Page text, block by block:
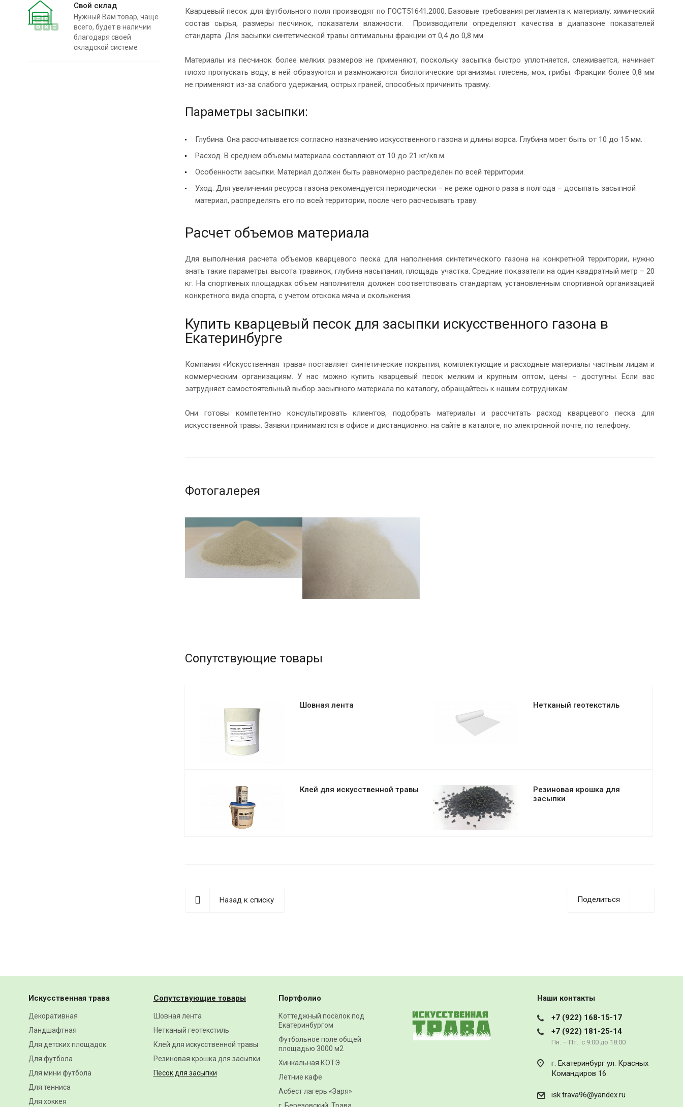
Кварцевый песок для футбольного поля производят по ГОСТ51641.2000. Базовые требования регламента к материалу: химический
состав сырья, размеры песчинок, показатели влажности. Производители определяют качества в диапазоне показателей
стандарта. Для засыпки синтетической травы оптимальны фракции от 0,4 до 0,8 мм.
Материалы из песчинок более мелких размеров не применяют, поскольку засыпка быстро уплотняется, слеживается, начинает
плохо пропускать воду, в ней образуются и размножаются биологические организмы: плесень, мох, грибы. Фракции более 0,8 мм
не применяют из-за слабого удержания, острых граней, способных причинить травму.
Параметры засыпки:
Глубина. Она рассчитывается согласно назначению искусственного газона и длины ворса. Глубина моет быть от 10 до 15 мм.
Расход. В среднем объемы материала составляют от 10 до 21 кг/кв.м.
Особенности засыпки. Материал должен быть равномерно распределен по всей территории.
Уход. Для увеличения ресурса газона рекомендуется периодически – не реже одного раза в полгода – досыпать засыпной
материал, распределять его по всей территории, после чего расчесывать траву.
Расчет объемов материала
Для выполнения расчета объемов кварцевого песка для наполнения синтетического газона на конкретной территории, нужно
знать такие параметры: высота травинок, глубина насыпания, площадь участка. Средние показатели на один квадратный метр – 20
кг. На спортивных площадках объем наполнителя должен соответствовать стандартам, установленным спортивной организацией
конкретного вида спорта, с учетом отскока мяча и скольжения.
Купить кварцевый песок для засыпки искусственного газона в
Екатеринбурге
Компания «Искусственная трава» поставляет синтетические покрытия, комплектующие и расходные материалы частным лицам и
коммерческим организациям. У нас можно купить кварцевый песок мелким и крупным оптом, цены – доступны. Если вас
затрудняет самостоятельный выбор засыпного материала по каталогу, обращайтесь к нашим сотрудникам.
Они готовы компетентно консультировать клиентов, подобрать материалы и рассчитать расход кварцевого песка для
искусственной травы. Заявки принимаются в офисе и дистанционно: на сайте в каталоге, по электронной почте, по телефону.
Фотогалерея
Сопутствующие товары
Шовная лента Нетканый геотекстиль
Клей для искусственной травы
Резиновая крошка для
засыпки
Поделиться
Назад к списку
Свой склад
Нужный Вам товар, чаще
всего, будет в наличии
благодаря своей
складской системе
Искусственная трава
Декоративная
Ландшафтная
Для детских площадок
Для футбола
Для мини футбола
Для тенниса
Для хоккея
Сопутствующие товары
Шовная лента
Нетканый геотекстиль
Клей для искусственной травы
Резиновая крошка для засыпки
Песок для засыпки
Портфолио
Коттеджный посёлок под
Екатеринбургом
Футбольное поле общей
площадью 3000 м2
Хинкальная КОТЭ
Летние кафе
Асбест лагерь «Заря»
г. Березовский. Трава
Наши контакты
+7 (922) 168-15-17
+7 (922) 181-25-14
Пн. – Пт.: с 9:00 до 18:00
г. Екатеринбург ул. Красных
Командиров 16
isk.trava96@yandex.ru